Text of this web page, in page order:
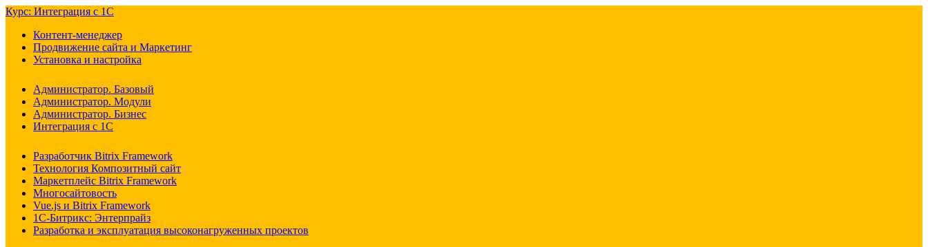
Курс: Интеграция с 1С
Контент-менеджер
Продвижение сайта и Маркетинг
Установка и настройка
Администратор. Базовый
Администратор. Модули
Администратор. Бизнес
Интеграция с 1С
Разработчик Bitrix Framework
Технология Композитный сайт
Маркетплейс Bitrix Framework
Многосайтовость
Vue.js и Bitrix Framework
1С-Битрикс: Энтерпрайз
Разработка и эксплуатация высоконагруженных проектов